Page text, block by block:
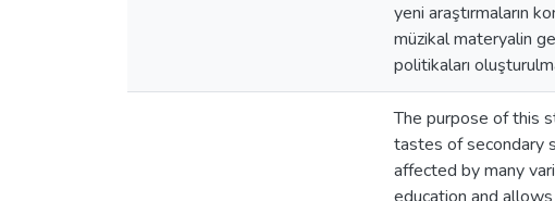
yeni araştırmaların
müzikal materyalin
politikaları
The purpose of this
tastes of secondary
affected by many